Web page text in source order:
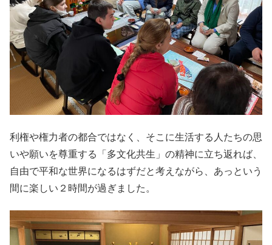
利権や権力者の都合ではなく、そこに生活する人たちの思
いや願いを尊重する「多文化共生」の精神に立ち返れば、
自由で平和な世界になるはずだと考えながら、あっという
間に楽しい２時間が過ぎました。